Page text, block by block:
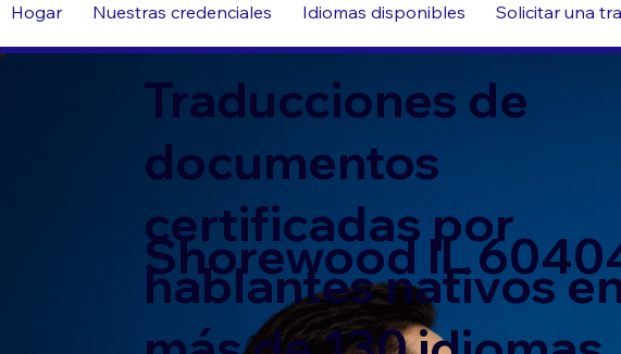
Hogar Nuestras credenciales Idiomas disponibles Solicitar una
Traducciones de
documentos
certificadas por
hablantes nativos
Shorewood IL